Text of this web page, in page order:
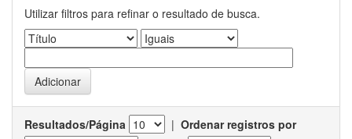
Utilizar filtros para refinar o resultado de busca.
Resultados/Página | Ordenar registros por